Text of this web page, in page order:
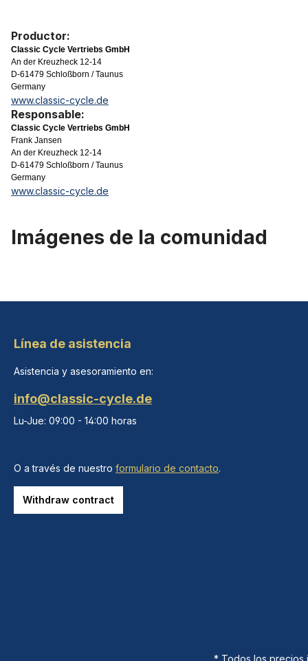
Productor:
Classic Cycle Vertriebs GmbH
An der Kreuzheck 12-14
D-61479 Schloßborn / Taunus
Germany
www.classic-cycle.de
Responsable:
Classic Cycle Vertriebs GmbH
Frank Jansen
An der Kreuzheck 12-14
D-61479 Schloßborn / Taunus
Germany
www.classic-cycle.de
Imágenes de la comunidad
Línea de asistencia
Asistencia y asesoramiento en:
info@classic-cycle.de
Lu-Jue: 09:00 - 14:00 horas
O a través de nuestro formulario de contacto.
Withdraw contract